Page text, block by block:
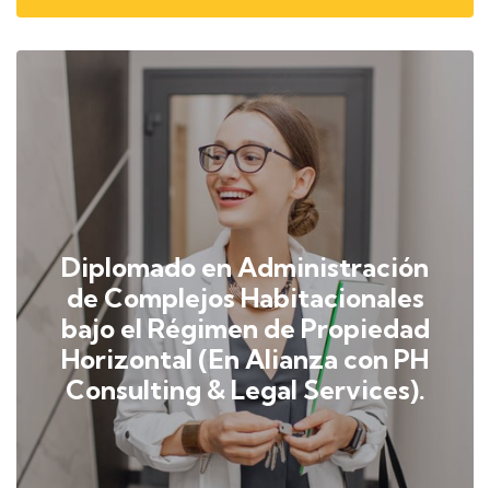
Diplomado en Administración
de Complejos Habitacionales
bajo el Régimen de Propiedad
Horizontal (En Alianza con PH
Consulting & Legal Services).